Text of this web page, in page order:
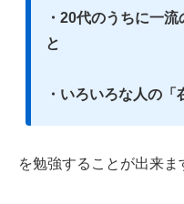
・20代のうちに一
と
・いろいろな人の
を勉強することが出来ま